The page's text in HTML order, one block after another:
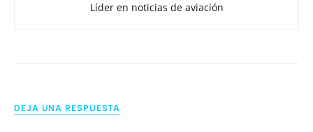
Líder en noticias de aviación
DEJA UNA RESPUESTA